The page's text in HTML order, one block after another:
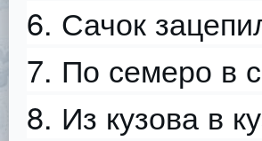
6. Сачок
7. По семеро в
8. Из кузова в